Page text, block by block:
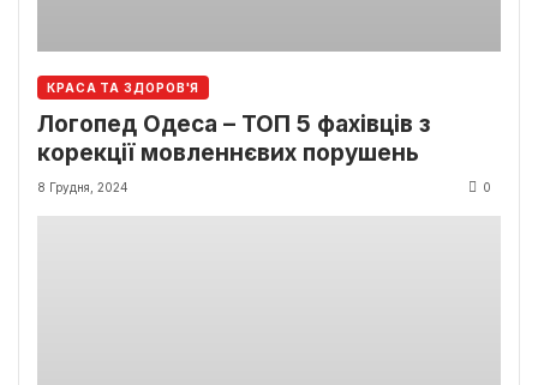
КРАСА ТА ЗДОРОВ'Я
Логопед Одеса – ТОП 5 фахівців з
корекції мовленнєвих порушень
8 Грудня, 2024 0